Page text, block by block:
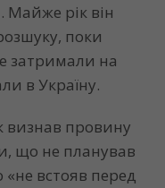
Майже рік він
поки
затримали на
в Україну.
визнав провину
що не планував
«не встояв перед